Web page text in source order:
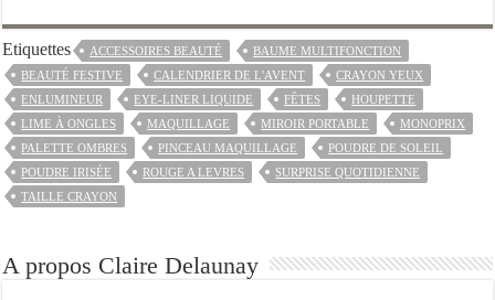
Etiquettes ACCESSOIRES BEAUTÉ
BAUME MULTIFONCTION
BEAUTÉ FESTIVE
CALENDRIER DE L'AVENT
CRAYON YEUX
ENLUMINEUR
EYE-LINER LIQUIDE FÊTES
HOUPETTE
LIME À ONGLES
MAQUILLAGE MIROIR PORTABLE
MONOPRIX
PALETTE OMBRES
PINCEAU MAQUILLAGE
POUDRE DE SOLEIL
POUDRE IRISÉE
ROUGE A LEVRES
SURPRISE QUOTIDIENNE
TAILLE CRAYON
A propos Claire Delaunay